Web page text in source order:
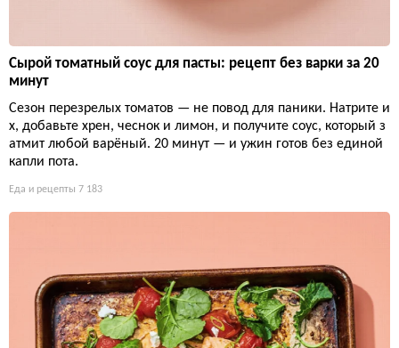
Сырой томатный соус для пасты: рецепт без варки за 20
минут
Сезон перезрелых томатов — не повод для паники. Натрите и
х, добавьте хрен, чеснок и лимон, и получите соус, который з
атмит любой варёный. 20 минут — и ужин готов без единой
капли пота.
Еда и рецепты 7 183